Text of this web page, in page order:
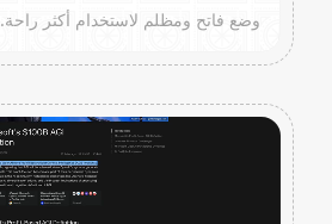
وضع فاتح ومظلم لاستخدام أكثر راحة.